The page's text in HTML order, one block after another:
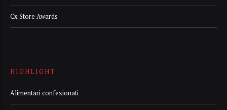
Cx Store Awards
HIGHLIGHT
Alimentari confezionati